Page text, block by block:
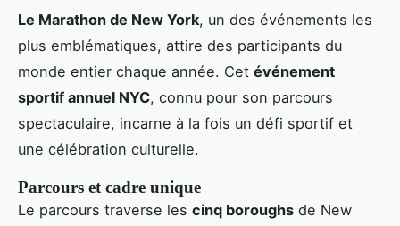
Le Marathon de New York, un des événements les
plus emblématiques, attire des participants du
monde entier chaque année. Cet événement
sportif annuel NYC, connu pour son parcours
spectaculaire, incarne à la fois un défi sportif et
une célébration culturelle.
Parcours et cadre unique
Le parcours traverse les cinq boroughs de New